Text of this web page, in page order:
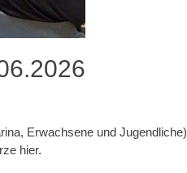
Erwachsene und Jugendliche)
hier.